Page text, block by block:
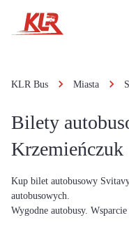
KLR Bus Miasta
Bilety
Krzemieńczuk
Kup bilet autobusowy
autobusowych.
Wygodne autobusy. Wsparcie